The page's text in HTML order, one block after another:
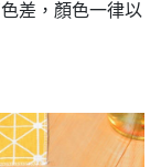
差，顏色一律以